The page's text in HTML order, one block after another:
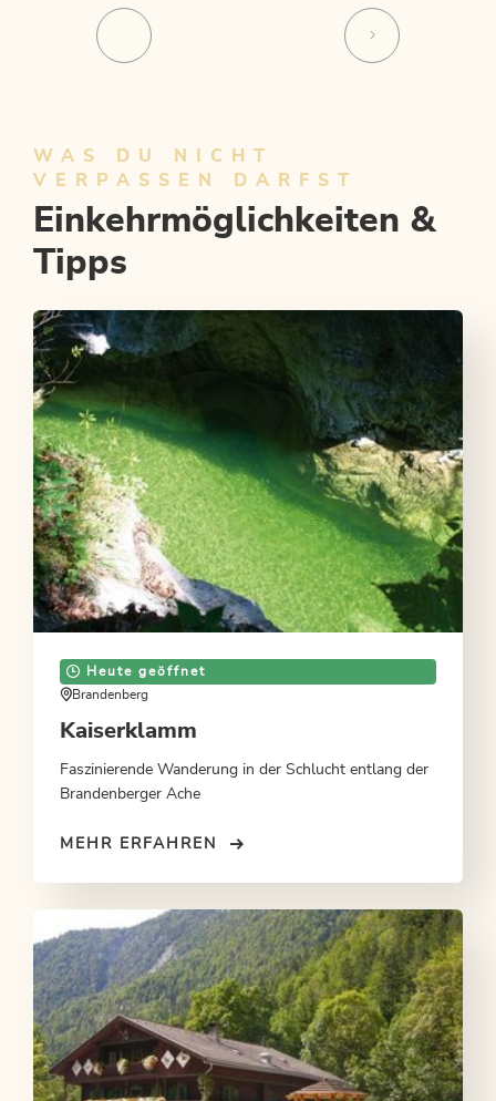
WAS DU NICHT
VERPASSEN DARFST
Einkehrmöglichkeiten &
Tipps
Heute geöffnet
Brandenberg
Kaiserklamm
Faszinierende Wanderung in der Schlucht entlang der
Brandenberger Ache
MEHR ERFAHREN